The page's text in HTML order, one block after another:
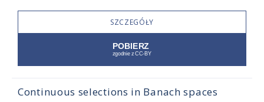
SZCZEGÓŁY
Continuous selections in Banach spaces